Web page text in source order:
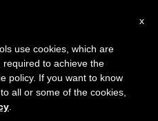
que todos
a la
×
haremos la pausa
el periodo de verano
y también el
x
use cookies, which are
required to achieve the
policy. If you want to know
all or some of the cookies,